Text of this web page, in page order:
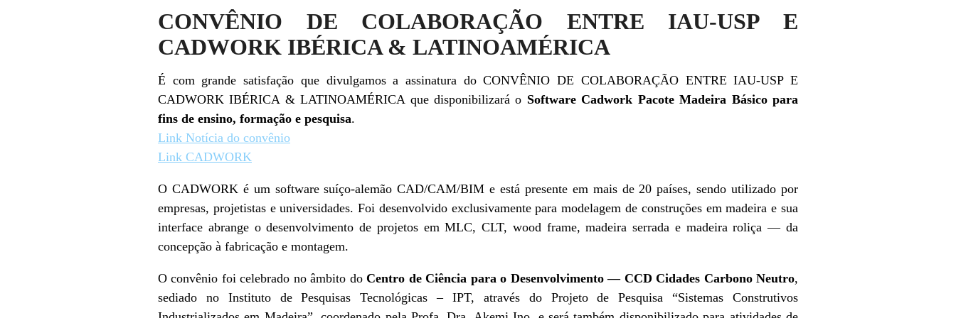
CONVÊNIO DE COLABORAÇÃO ENTRE IAU-USP E
CADWORK IBÉRICA & LATINOAMÉRICA
É com grande satisfação que divulgamos a assinatura do CONVÊNIO DE COLABORAÇÃO ENTRE IAU-USP E
CADWORK IBÉRICA & LATINOAMÉRICA que disponibilizará o Software Cadwork Pacote Madeira Básico para
fins de ensino, formação e pesquisa.
Link Notícia do convênio
Link CADWORK
O CADWORK é um software suíço-alemão CAD/CAM/BIM e está presente em mais de 20 países, sendo utilizado por
empresas, projetistas e universidades. Foi desenvolvido exclusivamente para modelagem de construções em madeira e sua
interface abrange o desenvolvimento de projetos em MLC, CLT, wood frame, madeira serrada e madeira roliça — da
concepção à fabricação e montagem.
O convênio foi celebrado no âmbito doCentro de Ciência para o Desenvolvimento — CCD Cidades Carbono Neutro,
sediado no Instituto de Pesquisas Tecnológicas – IPT, através do Projeto de Pesquisa “Sistemas Construtivos